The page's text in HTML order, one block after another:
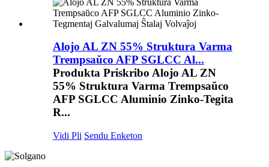
Alojo AL ZN 55% Struktura Varma
Trempsaŭco AFP SGLCC Al...
Produkta Priskribo Alojo AL ZN
55% Struktura Varma Trempsaŭco
AFP SGLCC Aluminio Zinko-Tegita
R...
Vidi Pli Sendu Enketon